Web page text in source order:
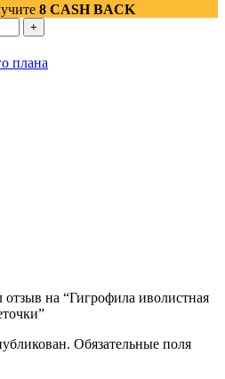
8 CASH BACK
плана
отзыв на “Гигрофила иволистная
Обязательные поля